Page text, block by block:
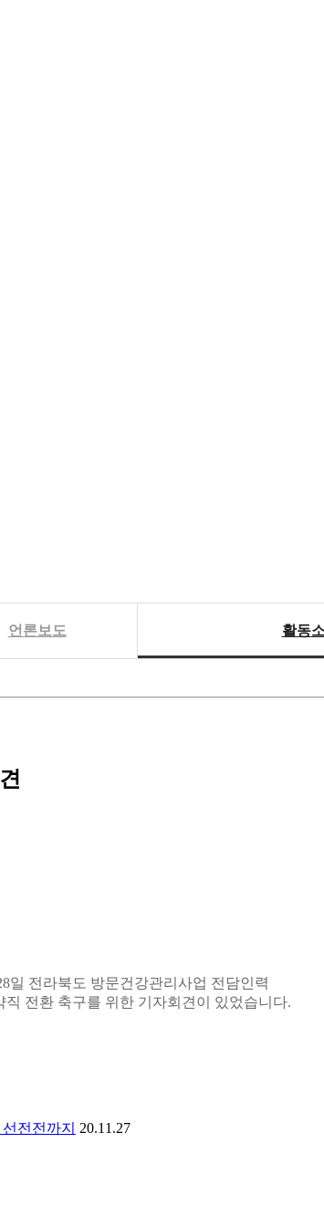
언론보도 활동
일 전라북도 방문건강관리사업 전담인력
직 전환 축구를 위한 기자회견이 있었습니다.
전전까지
20.11.27